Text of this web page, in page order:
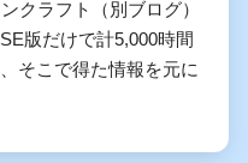
クラフト（別ブログ）
版だけで計5,000時間
そこで得た情報を元に